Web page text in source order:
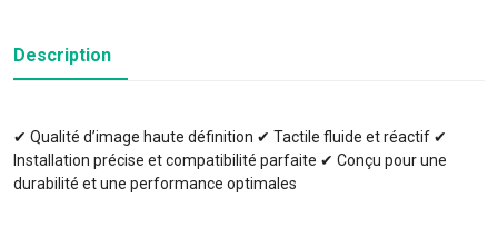
Description
✔ Qualité d’image haute définition ✔ Tactile fluide et réactif ✔
Installation précise et compatibilité parfaite ✔ Conçu pour une
durabilité et une performance optimales